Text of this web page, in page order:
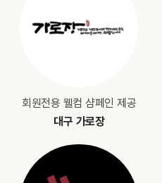
회원전용 웰컴 샴페인 제공
대구 가로장